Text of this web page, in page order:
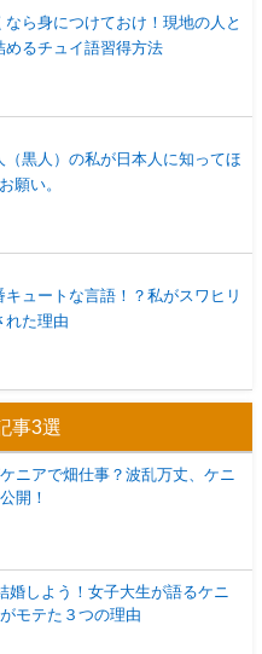
なら身につけておけ！現地の人と
めるチュイ語習得方法
（黒人）の私が日本人に知ってほ
願い。
キュートな言語！？私がスワヒリ
れた理由
事3選
ニアで畑仕事？波乱万丈、ケニ
開！
婚しよう！女子大生が語るケニ
モテた３つの理由